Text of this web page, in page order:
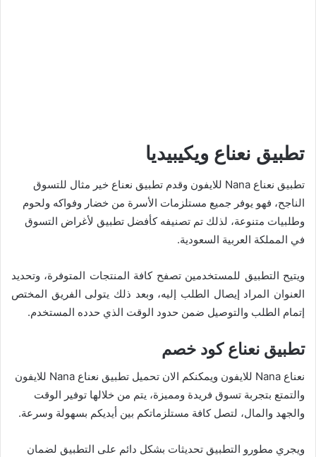
تطبيق نعناع ويكيبيديا
تطبيق نعناع Nana للايفون وقدم تطبيق نعناع خير مثال للتسوق
الناجح، فهو يوفر جميع مستلزمات الأسرة من خضار وفواكه ولحوم
وطلبيات متنوعة، لذلك تم تصنيفه كأفضل تطبيق لأغراض التسوق
في المملكة العربية السعودية.
ويتيح التطبيق للمستخدمين تصفح كافة المنتجات المتوفرة، وتحديد
العنوان المراد إيصال الطلب إليه، وبعد ذلك يتولى الفريق المختص
إتمام الطلب والتوصيل ضمن حدود الوقت الذي حدده المستخدم.
تطبيق نعناع كود خصم
نعناع Nana للايفون ويمكنكم الان تحميل تطبيق نعناع Nana للايفون
والتمتع بتجربة تسوق فريدة ومميزة، يتم من خلالها توفير الوقت
والجهد والمال، لتصل كافة مستلزماتكم بين أيديكم بسهولة وسرعة.
ويجري مطورو التطبيق تحديثات بشكل دائم على التطبيق لضمان